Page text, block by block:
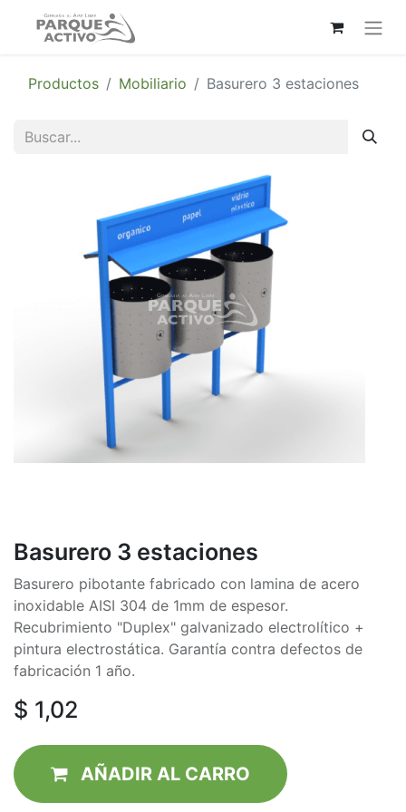
Productos Mobiliario Basurero 3 estaciones
Basurero 3 estaciones
Basurero pibotante fabricado con lamina de acero
inoxidable AISI 304 de 1mm de espesor.
Recubrimiento "Duplex" galvanizado electrolítico +
pintura electrostática. Garantía contra defectos de
fabricación 1 año.
$ 1,02
AÑADIR AL CAR​RO